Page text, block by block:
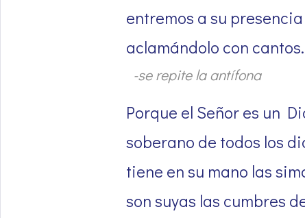
entremos a su
aclamándolo con cantos.
-se repite la antífona
Porque el Señor es un
soberano de todos los
tiene en su mano las
son suyas las cumbres